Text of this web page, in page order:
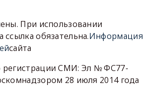
При использовании
ссылка обязательна.Информация
сайта
регистрации СМИ: Эл № ФС77-
28 июля 2014 года